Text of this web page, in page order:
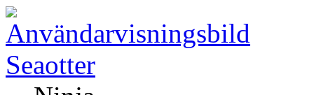
Seaotter